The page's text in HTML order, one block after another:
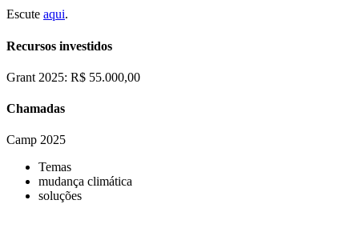
Escute aqui.
Recursos investidos
Grant 2025: R$ 55.000,00
Chamadas
Camp 2025
Temas
mudança climática
soluções